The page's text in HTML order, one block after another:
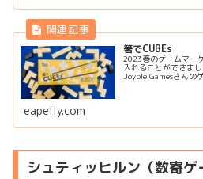
箸でCUBEs
2023春のゲームマー
入れることができま
Joyple Gamesさんの
てもらって楽しかっ
eapelly.com
シュティッヒルン（数寄ゲ